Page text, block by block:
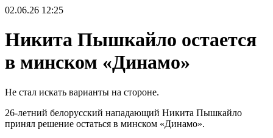
02.06.26 12:25
Никита Пышкайло остается
в минском «Динамо»
Не стал искать варианты на стороне.
26-летний белорусский нападающий Никита Пышкайло
принял решение остаться в минском «Динамо».